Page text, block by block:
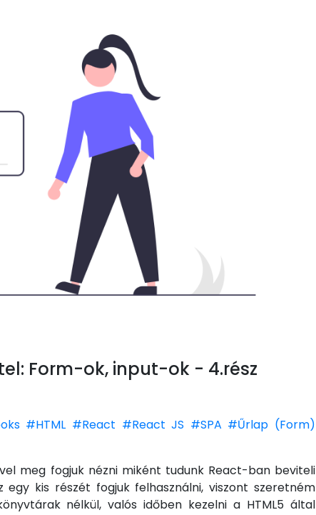
Form-ok, input-ok - 4.rész
#HTML #React #React JS #SPA #Űrlap (Form)
meg fogjuk nézni miként tudunk React-ban beviteli
kis részét fogjuk felhasználni, viszont szeretném
nélkül, valós időben kezelni a HTML5 által